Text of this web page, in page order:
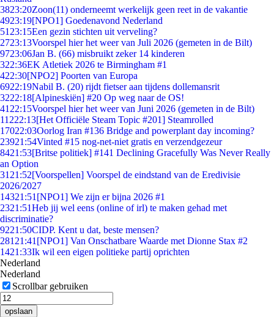
3823:20Zoon(11) onderneemt werkelijk geen reet in de vakantie
4923:19[NPO1] Goedenavond Nederland
51 23:15Een gezin stichten uit verveling?
2723:13Voorspel hier het weer van Juli 2026 (gemeten in de Bilt)
9723:06Jan B. (66) misbruikt zeker 14 kinderen
322:36EK Atletiek 2026 te Birmingham #1
422:30[NPO2] Poorten van Europa
6922:19Nabil B. (20) rijdt fietser aan tijdens dollemansrit
3222:18[Alpineskiën] #20 Op weg naar de OS!
41 22:15Voorspel hier het weer van Juni 2026 (gemeten in de Bilt)
11222:13[Het Officiële Steam Topic #201] Steamrolled
17022:03Oorlog Iran #136 Bridge and powerplant day incoming?
23921:54Vinted #15 nog-net-niet gratis en verzendgezeur
8421:53[Britse politiek] #141 Declining Gracefully Was Never Really
an Option
31 21:52[Voorspellen] Voorspel de eindstand van de Eredivisie
2026/2027
14321:51 [NPO1] We zijn er bijna 2026 #1
2321:51Heb jij wel eens (online of irl) te maken gehad met
discriminatie?
9221:50CIDP. Kent u dat, beste mensen?
281 21:41 [NPO1] Van Onschatbare Waarde met Dionne Stax #2
1421:33Ik wil een eigen politieke partij oprichten
Nederland
Nederland
Scrollbar gebruiken
opslaan